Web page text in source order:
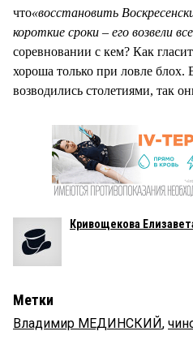
что«восстановить
короткие сроки – его возвели
соревновании с кем? Как
хороша только при ловле
возводились столетиями, так
Кривощекова
Метки
Владимир МЕДИНСКИЙ,